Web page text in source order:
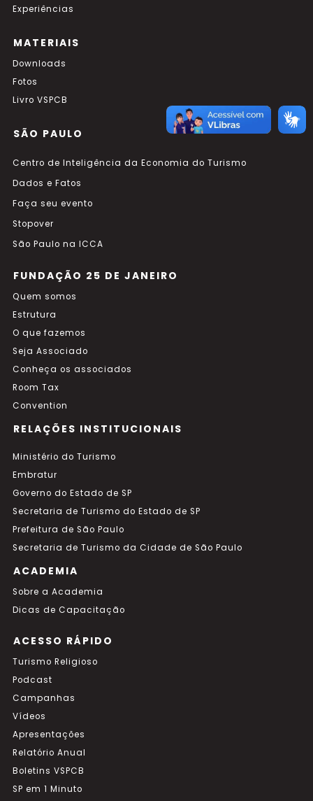
Experiências
MATERIAIS
Downloads
Fotos
Livro VSPCB
SÃO PAULO
Centro de Inteligência da Economia do Turismo
Dados e Fatos
Faça seu evento
Stopover
São Paulo na ICCA
FUNDAÇÃO 25 DE JANEIRO
Quem somos
Estrutura
O que fazemos
Seja Associado
Conheça os associados
Room Tax
Convention
RELAÇÕES INSTITUCIONAIS
Ministério do Turismo
Embratur
Governo do Estado de SP
Secretaria de Turismo do Estado de SP
Prefeitura de São Paulo
Secretaria de Turismo da Cidade de São Paulo
ACADEMIA
Sobre a Academia
Dicas de Capacitação
ACESSO RÁPIDO
Turismo Religioso
Podcast
Campanhas
Vídeos
Apresentações
Relatório Anual
Boletins VSPCB
SP em 1 Minuto